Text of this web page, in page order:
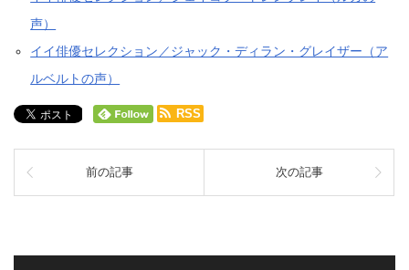
声）
イイ俳優セレクション／ジャック・ディラン・グレイザー（ア
ルベルトの声）
RSS
前の記事 次の記事